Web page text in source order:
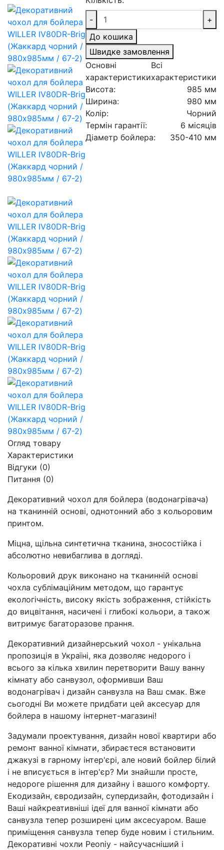
Основні
характеристики
Всі
характеристики
Висота:
985 мм
Ширина:
980 мм
Колір:
Чорний
Термін гарантії:
6 місяців
Діаметр бойлера:
350-410 мм
-
+
До кошика
Швидке замовлення
Огляд товару
Характеристики
Відгуки (0)
Питання (0)
Декоративний чохол для бойлера (водонагрівача)
на тканинній основі, однотонний або з кольоровим
принтом.
Міцна, щільна синтетична тканина, зносостійка і
абсолютно невибаглива в догляді.
Кольоровий друк виконано на тканинній основі
чохла сублімаційним методом, що гарантує
екологічність, високу якість зображення, стійкість
до вицвітання, насичені і глибокі кольори, а також
витримує багаторазове прання.
Декоративний дизайнерський чохол - унікальна
пропозиція в Україні, яка дозволяє недорого і
всього за кілька хвилин перетворити Вашу ванну
кімнату або санвузол, оформивши Ваш
водонагрівач і дизайн санвузла на Ваш смак. Вже
сьогодні Ви можете придбати цей аксесуар для
бойлера в нашому інтернет-магазині!
Задумали проектування, дизайн нової квартири або
ремонт ванної кімнати, збираєтеся встановити
джакузі в гарному інтер'єрі, але новий бойлер білий
і не вписується в інтер'єр? Ми знайшли просте,
недороге рішення для дизайну і вашого комфорту.
Екодизайн, євродизайн, супердизайн, фотодизайн і
Ваші найкреативніші ідеї для ванної кімнати або
санвузла тепер розширені цим аксесуаром. Ваше
приміщення санвузла тепер буде новим і стильним.
Декоративні чохли Peoniy - найсучасніший і